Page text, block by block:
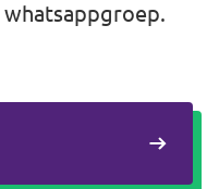
whatsappgroep.